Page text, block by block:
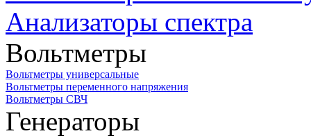
Анализаторы спектра
Вольтметры
Вольтметры универсальные
Вольтметры переменного напряжения
Вольтметры СВЧ
Генераторы